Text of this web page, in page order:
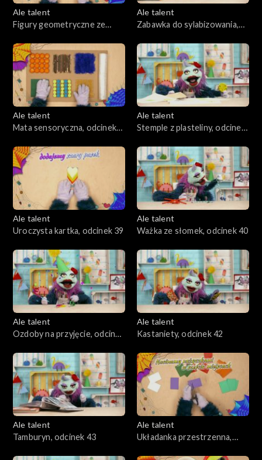
Ale talent
Figury geometryczne ze
35
Ale talent
Zabawka do sylabizowania,
Ale talent
Mata sensoryczna, odcinek
Ale talent
Stemple z plasteliny, odcinek
Ale talent
Uroczysta kartka, odcinek 39
Ale talent
Ważka ze słomek, odcinek 40
Ale talent
Ozdoby na przyjęcie, odcinek
Ale talent
Kastaniety, odcinek 42
Ale talent
Tamburyn, odcinek 43
Ale talent
Układanka przestrzenna,